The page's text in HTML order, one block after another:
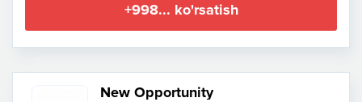
+998... ko'rsatish
New Opportunity